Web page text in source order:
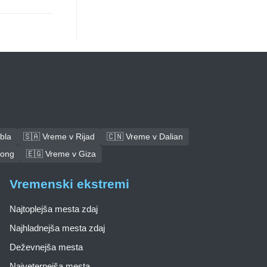
🇸🇦 Vreme v Rijad
🇨🇳 Vreme v Dalian
🇪🇬 Vreme v Giza
Vremenski ekstremi
Najtoplejša mesta zdaj
Najhladnejša mesta zdaj
Deževnejša mesta